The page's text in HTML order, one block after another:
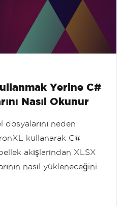
Yerine C#
Nasıl Okunur
dosyalarını neden
kullanarak C#
akışlarından XLSX
nasıl yükleneceğini